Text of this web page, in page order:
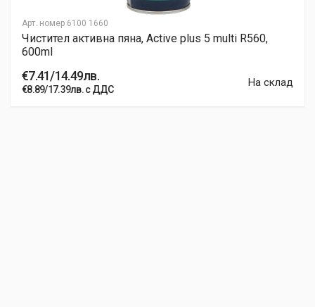
Арт. номер 6100 1660
Чистител активна пяна, Active plus 5 multi R560,
600ml
€7.41/14.49лв.
€8.89/17.39лв. с ДДС
На склад